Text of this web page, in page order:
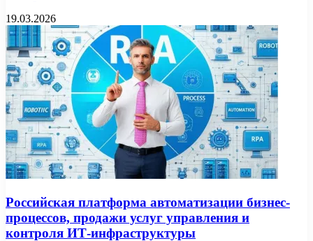
19.03.2026
Российская платформа автоматизации бизнес-
процессов, продажи услуг управления и
контроля ИТ-инфраструктуры